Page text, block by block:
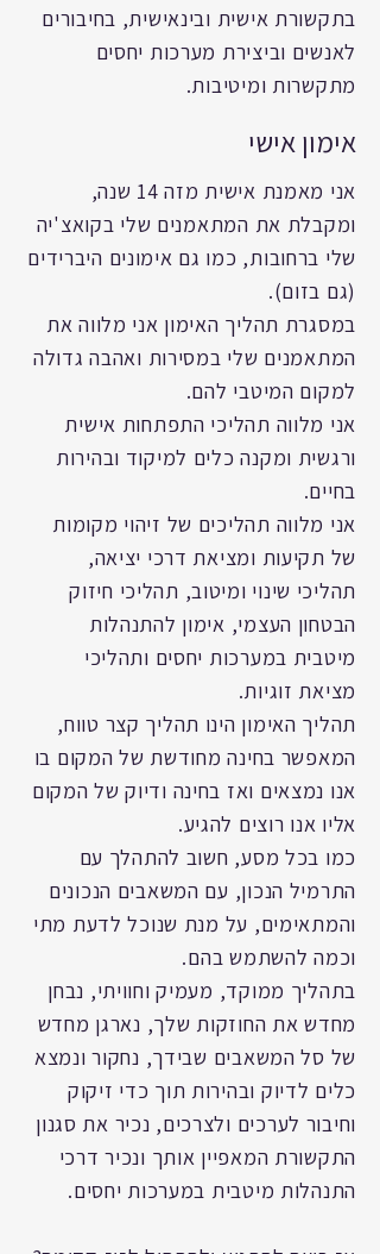
בתקשורת אישית ובינאישית, בחיבורים
לאנשים וביצירת מערכות יחסים
מתקשרות ומיטיבות.
אימון אישי
אני מאמנת אישית מזה 14
שנה,
ומקבלת את המתאמנים שלי בקואצ'יה
שלי ברחובות, כמו גם אימונים היברידים
(גם בזום).
במסגרת תהליך האימון אני מלווה את
המתאמנים שלי במסירות ואהבה גדולה
למקום המיטבי להם.
אני מלווה תהליכי התפתחות אישית
ורגשית ומקנה כלים למיקוד ובהירות
בחיים.
אני מלווה תהליכים של זיהוי מקומות
של תקיעות ומציאת דרכי יציאה,
תהליכי שינוי ומיטוב, תהליכי חיזוק
הבטחון העצמי, אימון להתנהלות
מיטבית במערכות יחסים ותהליכי
מציאת זוגיות.
תהליך האימון הינו תהליך קצר טווח,
המאפשר בחינה מחודשת של המקום בו
אנו נמצאים ואז בחינה ודיוק של המקום
אליו אנו רוצים להגיע.
כמו בכל מסע, חשוב להתהלך עם
התרמיל הנכון, עם המשאבים הנכונים
והמתאימים, על מנת שנוכל לדעת מתי
וכמה להשתמש בהם.
בתהליך ממוקד, מעמיק וחוויתי, נבחן
מחדש את החוזקות שלך, נארגן מחדש
של סל המשאבים שבידך, נחקור ונמצא
כלים לדיוק ובהירות תוך כדי זיקוק
וחיבור לערכים ולצרכים, נכיר את סגנון
התקשורת המאפיין אותך ונכיר דרכי
התנהלות מיטבית במערכות יחסים.